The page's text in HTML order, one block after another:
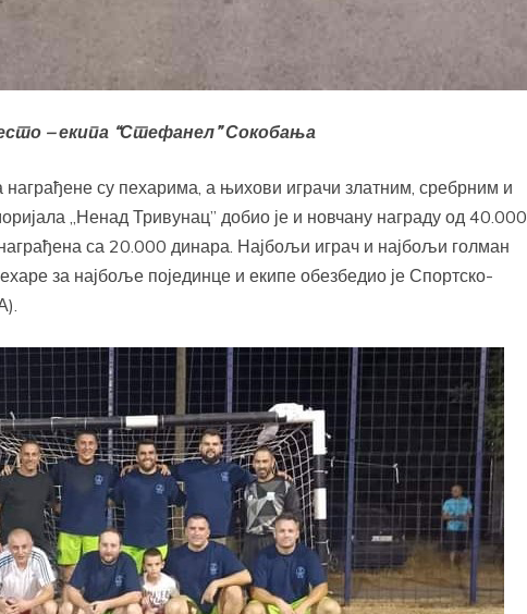
– екипа “Стефанел” Сокобања
награђене су пехарима, а њихови играчи златним, сребрним и
„Ненад Тривунац” добио је и новчану награду од 40.000
са 20.000 динара. Најбољи играч и најбољи голман
за најбоље појединце и екипе обезбедио је Спортско-